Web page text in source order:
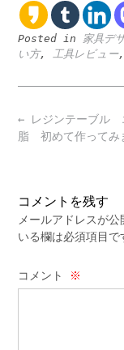
Posted in 家具デ
い方, 工具レビュー
Post
navigation
← レジンテーブル
脂 初めて作ってみ
コメントを残す
メールアドレスが公
いる欄は必須項目で
コメント ※